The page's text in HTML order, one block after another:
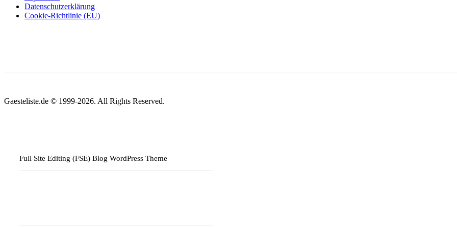
Datenschutzerklärung
Cookie-Richtlinie (EU)
Gaesteliste.de © 1999-2026. All Rights Reserved.
Full Site Editing (FSE) Blog WordPress Theme